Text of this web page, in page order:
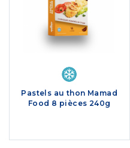
Pastels au thon Mamad
Food 8 pièces 240g